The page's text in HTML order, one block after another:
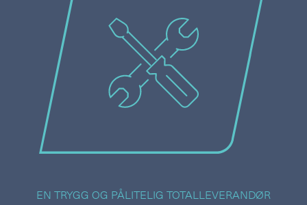
EN TRYGG OG PÅLITELIG TOTALLEVERANDØR